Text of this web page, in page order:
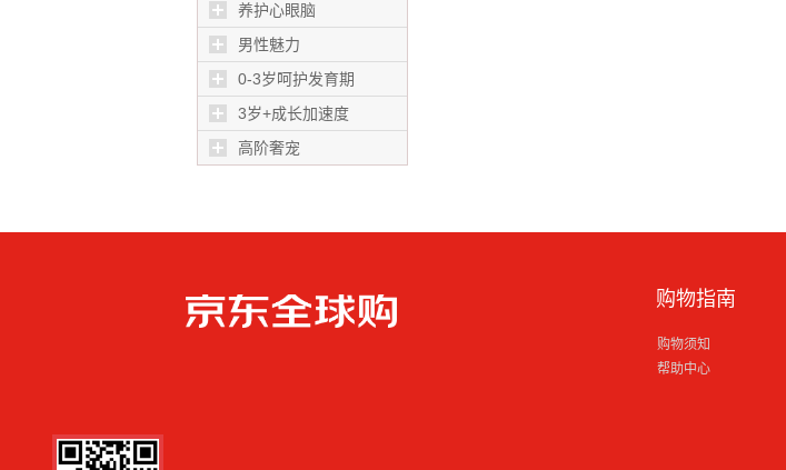
养护心眼脑
男性魅力
0-3岁呵护发育期
3岁+成长加速度
高阶奢宠
购物指南
购物须知
帮助中心